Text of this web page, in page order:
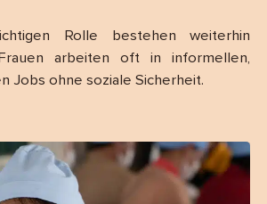
Rolle bestehen weiterhin
arbeiten oft in informellen,
Jobs ohne soziale Sicherheit.